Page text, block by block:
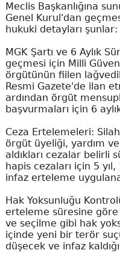
Meclis Başkanlığına
Genel Kurul'dan
hukuki detayları şunlar:
MGK Şartı ve 6 Aylık
geçmesi için Milli
örgütünün fiilen
Resmi Gazete'de ilan
ardından örgüt
başvurmaları için 6
Ceza Ertelemeleri:
örgüt üyeliği, yardım
aldıkları cezalar belirli
hapis cezaları için 5
infaz erteleme
Hak Yoksunluğu
erteleme süresine
ve seçilme gibi hak
içinde yeni bir terör
düşecek ve infaz